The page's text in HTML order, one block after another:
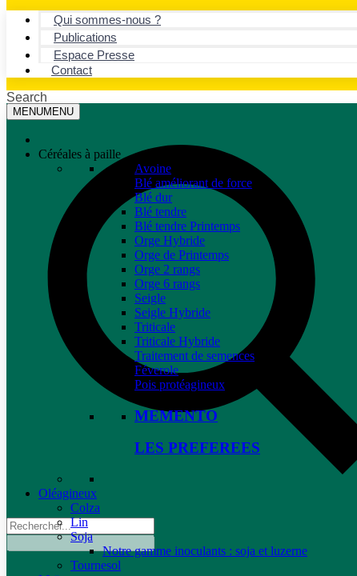
Qui sommes-nous ?
Publications
Espace Presse
Contact
Search
MENUMENU
Céréales à paille
Avoine
Blé améliorant de force
Blé dur
Blé tendre
Blé tendre Printemps
Orge Hybride
Orge de Printemps
Orge 2 rangs
Orge 6 rangs
Seigle
Seigle Hybride
Triticale
Triticale Hybride
Traitement de semences
Féverole
Pois protéagineux
MEMENTO
LES PREFEREES
Oléagineux
Colza
Lin
Soja
Notre gamme inoculants : soja et luzerne
Tournesol